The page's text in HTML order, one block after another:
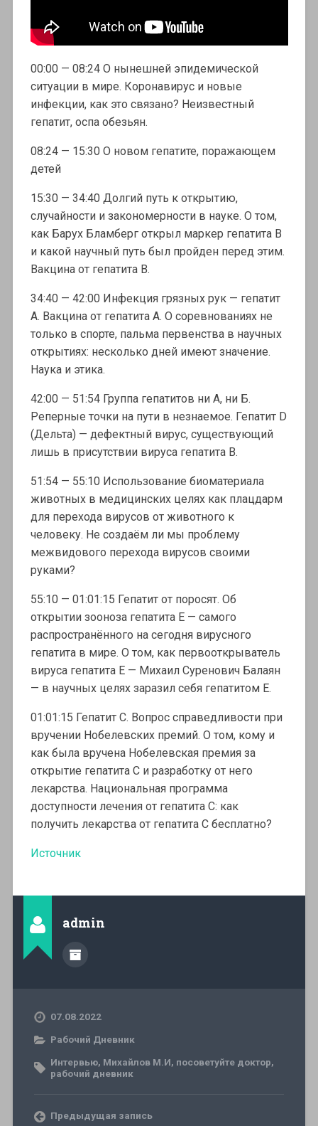
00:00 — 08:24 О нынешней эпидемической
ситуации в мире. Коронавирус и новые
инфекции, как это связано? Неизвестный
гепатит, оспа обезьян.
08:24 — 15:30 О новом гепатите, поражающем
детей
15:30 — 34:40 Долгий путь к открытию,
случайности и закономерности в науке. О том,
как Барух Бламберг открыл маркер гепатита В
и какой научный путь был пройден перед этим.
Вакцина от гепатита В.
34:40 — 42:00 Инфекция грязных рук — гепатит
А. Вакцина от гепатита А. О соревнованиях не
только в спорте, пальма первенства в научных
открытиях: несколько дней имеют значение.
Наука и этика.
42:00 — 51:54 Группа гепатитов ни А, ни Б.
Реперные точки на пути в незнаемое. Гепатит D
(Дельта) — дефектный вирус, существующий
лишь в присутствии вируса гепатита В.
51:54 — 55:10 Использование биоматериала
животных в медицинских целях как плацдарм
для перехода вирусов от животного к
человеку. Не создаём ли мы проблему
межвидового перехода вирусов своими
руками?
55:10 — 01:01:15 Гепатит от поросят. Об
открытии зооноза гепатита Е — самого
распространённого на сегодня вирусного
гепатита в мире. О том, как первооткрыватель
вируса гепатита Е — Михаил Суренович Балаян
— в научных целях заразил себя гепатитом Е.
01:01:15 Гепатит С. Вопрос справедливости при
вручении Нобелевских премий. О том, кому и
как была вручена Нобелевская премия за
открытие гепатита С и разработку от него
лекарства. Национальная программа
доступности лечения от гепатита С: как
получить лекарства от гепатита С бесплатно?
Источник
admin
07.08.2022
Рабочий Дневник
Интервью, Михайлов М.И, посоветуйте доктор,
рабочий дневник
Предыдущая запись